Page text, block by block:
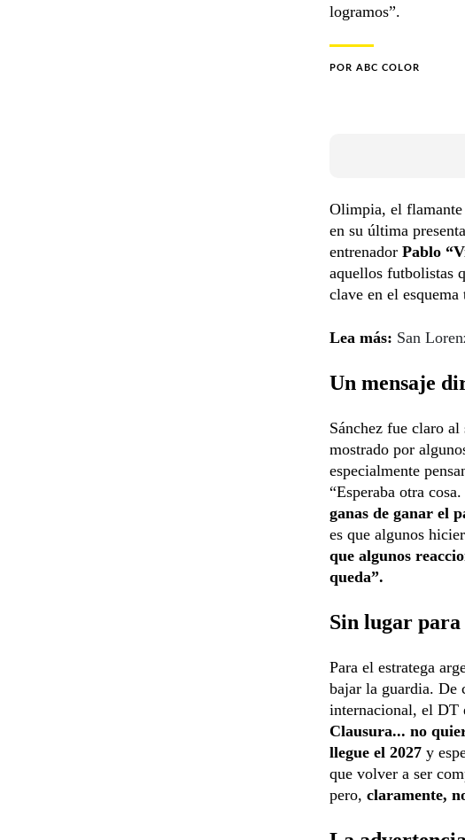
logramos”.
POR ABC COLOR
Olimpia, el flamante
en su última
entrenador Pablo
aquellos futbolistas
clave en el esquema
Lea más: San
Un mensaje
Sánchez fue claro
mostrado por
especialmente
“Esperaba otra cosa.
ganas de ganar el
es que algunos
que algunos
queda”.
Sin lugar
Para el estratega
bajar la guardia. De
internacional, el DT
Clausura... no
llegue el 2027 y
que volver a ser
pero, claramente,